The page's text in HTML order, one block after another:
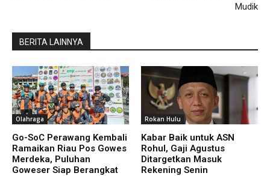
Mudik
BERITA LAINNYA
Olahraga
Go-SoC Perawang Kembali
Ramaikan Riau Pos Gowes
Merdeka, Puluhan
Goweser Siap Berangkat
Rokan Hulu
Kabar Baik untuk ASN
Rohul, Gaji Agustus
Ditargetkan Masuk
Rekening Senin